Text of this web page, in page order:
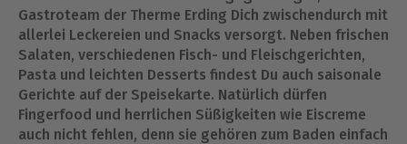
Gastroteam der Therme Erding Dich zwischendurch mit
allerlei Leckereien und Snacks versorgt. Neben frischen
Salaten, verschiedenen Fisch- und Fleischgerichten,
Pasta und leichten Desserts findest Du auch saisonale
Gerichte auf der Speisekarte. Natürlich dürfen
Fingerfood und herrlichen Süßigkeiten wie Eiscreme
auch nicht fehlen, denn sie gehören zum Baden einfach